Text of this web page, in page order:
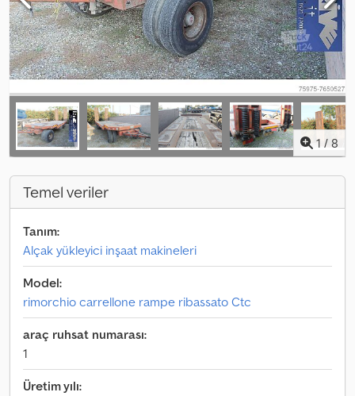
1 / 8
Temel veriler
Tanım:
Alçak yükleyici inşaat makineleri
Model:
rimorchio carrellone rampe ribassato Ctc
araç ruhsat numarası:
1
Üretim yılı: